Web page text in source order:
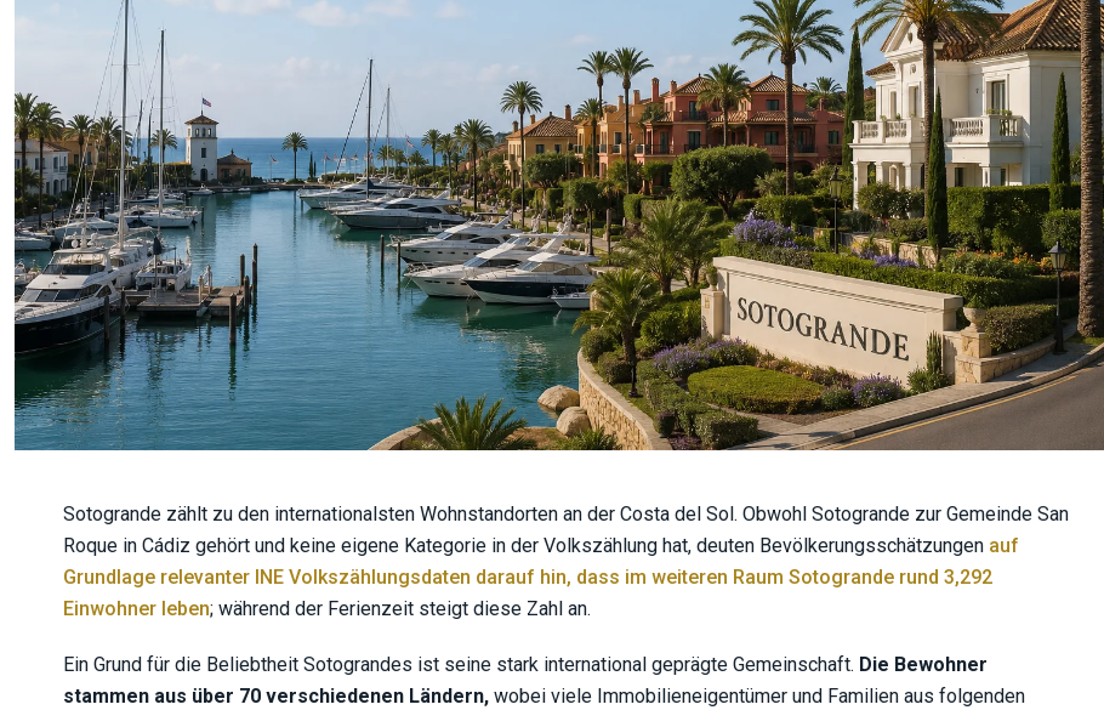
Sotogrande zählt zu den internationalsten Wohnstandorten an der Costa del Sol. Obwohl Sotogrande zur Gemeinde San
Roque in Cádiz gehört und keine eigene Kategorie in der Volkszählung hat, deuten Bevölkerungsschätzungen auf
Grundlage relevanter INE Volkszählungsdaten darauf hin, dass im weiteren Raum Sotogrande rund 3,292
Einwohner leben; während der Ferienzeit steigt diese Zahl an.
Ein Grund für die Beliebtheit Sotograndes ist seine stark international geprägte Gemeinschaft. Die Bewohner
stammen aus über 70 verschiedenen Ländern, wobei viele Immobilieneigentümer und Familien aus folgenden